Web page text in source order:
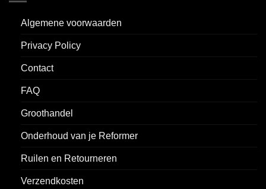
Algemene voorwaarden
Privacy Policy
Contact
FAQ
Groothandel
Onderhoud van je Reformer
Ruilen en Retourneren
Verzendkosten